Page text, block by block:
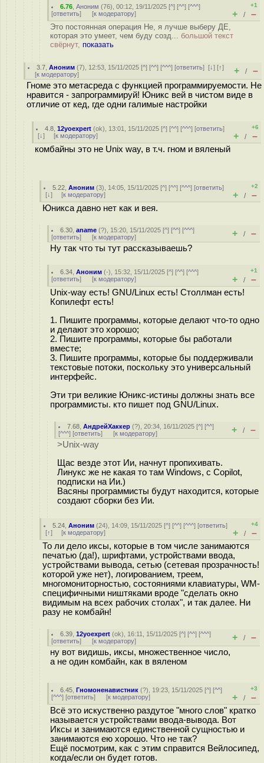
6.76 ,Аноним (76), 00:12, 19/11/2025 [^] [^^] [^^^]
[ответить] [к модератору]
+1
+ / –
Это постоянная операция Не, я лучше выберу ДЕ,
которая это умеет, чем буду созд... большой текст
свёрнут, показать
3.7 ,Аноним (7), 12:53, 15/11/2025 [^] [^^] [^^^] [ответить][↓] [↑]
[к модератору] + / –
Гноме это метасреда с функцией программируемости. Не
нравится - запрограммируй! Юникс вей в чистом виде в
отличие от кед, где одни галимые настройки
4.8 ,12yoexpert (ok), 13:01, 15/11/2025 [^] [^^] [^^^] [ответить]
[↓] [к модератору]
+6
+ / –
комбайны это не Unix way, в т.ч. гном и вяленый
5.22 ,Аноним (3), 14:05, 15/11/2025 [^] [^^] [^^^] [ответить]
[↓] [к модератору]
+2
+ / –
Юникса давно нет как и вея.
6.30 ,aname (?), 15:20, 15/11/2025 [^] [^^] [^^^]
[ответить] [к модератору] + / –
Ну так что ты тут рассказываешь?
6.34 ,Аноним (-), 15:32, 15/11/2025 [^] [^^] [^^^]
[ответить] [к модератору]
+1
+ / –
Unix-way есть! GNU/Linux есть! Столлман есть!
Копилефт есть!
1. Пишите программы, которые делают что-то одно
и делают это хорошо;
2. Пишите программы, которые бы работали
вместе;
3. Пишите программы, которые бы поддерживали
текстовые потоки, поскольку это универсальный
интерфейс.
Эти три великие Юникс-истины должны знать все
программисты. кто пишет под GNU/Linux.
7.68 ,АндрейХаккер (?), 20:34, 16/11/2025 [^] [^^]
[^^^] [ответить] [к модератору] + / –
>Unix-way
Щас везде этот Ии, начнут пропихивать.
Линукс же не какая то там Windows, c Copilot,
подписки на Ии.)
Васяны программисты будут находится, которые
создают сборки без Ии.
5.24 ,Аноним (24), 14:09, 15/11/2025 [^] [^^] [^^^] [ответить]
[↑] [к модератору]
+4
+ / –
То ли дело иксы, которые в том числе занимаются
печатью (да!), шрифтами, устройствами ввода,
устройствами вывода, сетью (сетевая прозрачность!
которой уже нет), логированием, треем,
многомониторностью, состояниями клавиатуры, WM-
специфичными ништяками вроде "сделать окно
видимым на всех рабочих столах", и так далее. Ни
разу не комбайн!
6.39 ,12yoexpert (ok), 16:11, 15/11/2025 [^] [^^] [^^^]
[ответить] [к модератору] + / –
ну вот видишь, иксы, множественное число,
а не один комбайн, как в вяленом
6.45 ,Гномоненавистник (?), 19:23, 15/11/2025 [^] [^^]
[^^^] [ответить] [к модератору]
+3
+ / –
Всё это искуственно раздутое "много слов" кратко
называется устройствами ввода-вывода. Вот
Иксы и занимаются единственной сущностью и
занимаются ею хорошо. Что не так?
Ещё посмотрим, как с этим справится Вейлосипед,
когда/если он будет готов.